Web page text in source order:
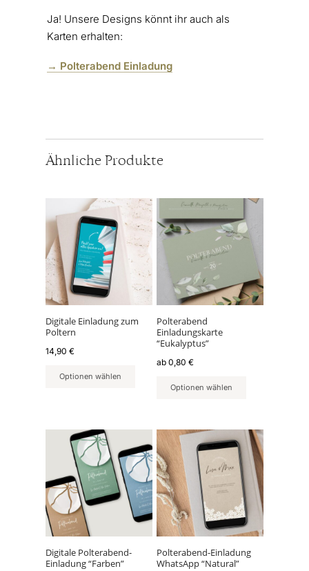
Ja! Unsere Designs könnt ihr auch als
Karten erhalten:
→ Polterabend Einladung
Ähnliche Produkte
Digitale Einladung zum
Poltern
14,90 €
Optionen wählen
Polterabend
Einladungskarte
“Eukalyptus”
ab0,80€
Optionen wählen
Dieses
Produkt
weist
Varianten
Optionen
können
auf
der
Produktseite
werden
Digitale Polterabend-
Einladung “Farben”
Polterabend-Einladung
WhatsApp “Natural”